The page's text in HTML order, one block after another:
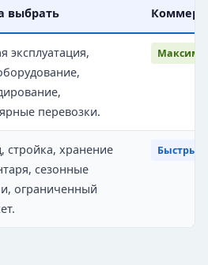
выбрать
эксплуатация,
перевозки.
стройка, хранение
сезонные
ограниченный
Быстрый